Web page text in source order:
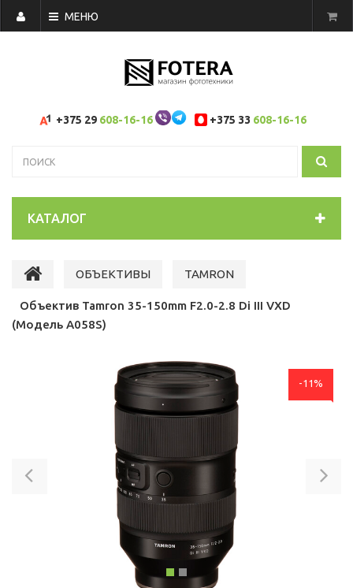
МЕНЮ
+375 29 608-16-16 +375 33 608-16-16
КАТАЛОГ
ОБЪЕКТИВЫ TAMRON
Объектив Tamron 35-150mm F2.0-2.8 Di III VXD
(Модель A058S)
-11%
Previous